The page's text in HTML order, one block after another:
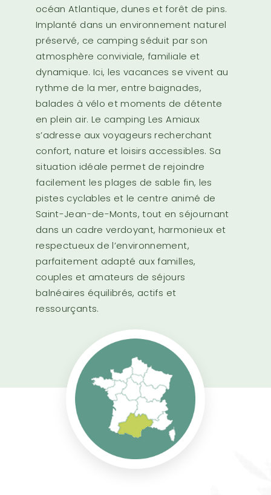
océan Atlantique, dunes et forêt de pins.
Implanté dans un environnement naturel
préservé, ce camping séduit par son
atmosphère conviviale, familiale et
dynamique. Ici, les vacances se vivent au
rythme de la mer, entre baignades,
balades à vélo et moments de détente
en plein air. Le camping Les Amiaux
s’adresse aux voyageurs recherchant
confort, nature et loisirs accessibles. Sa
situation idéale permet de rejoindre
facilement les plages de sable fin, les
pistes cyclables et le centre animé de
Saint-Jean-de-Monts, tout en séjournant
dans un cadre verdoyant, harmonieux et
respectueux de l’environnement,
parfaitement adapté aux familles,
couples et amateurs de séjours
balnéaires équilibrés, actifs et
ressourçants.